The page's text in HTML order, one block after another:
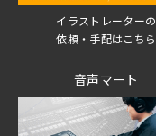
イラストレーターの
依頼・手配はこちら
音声マート